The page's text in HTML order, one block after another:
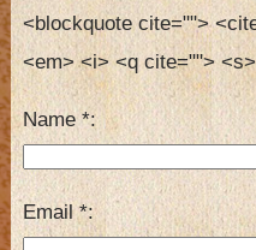
<blockquote cite="">
<em> <i> <q cite="">
Name *
Email*